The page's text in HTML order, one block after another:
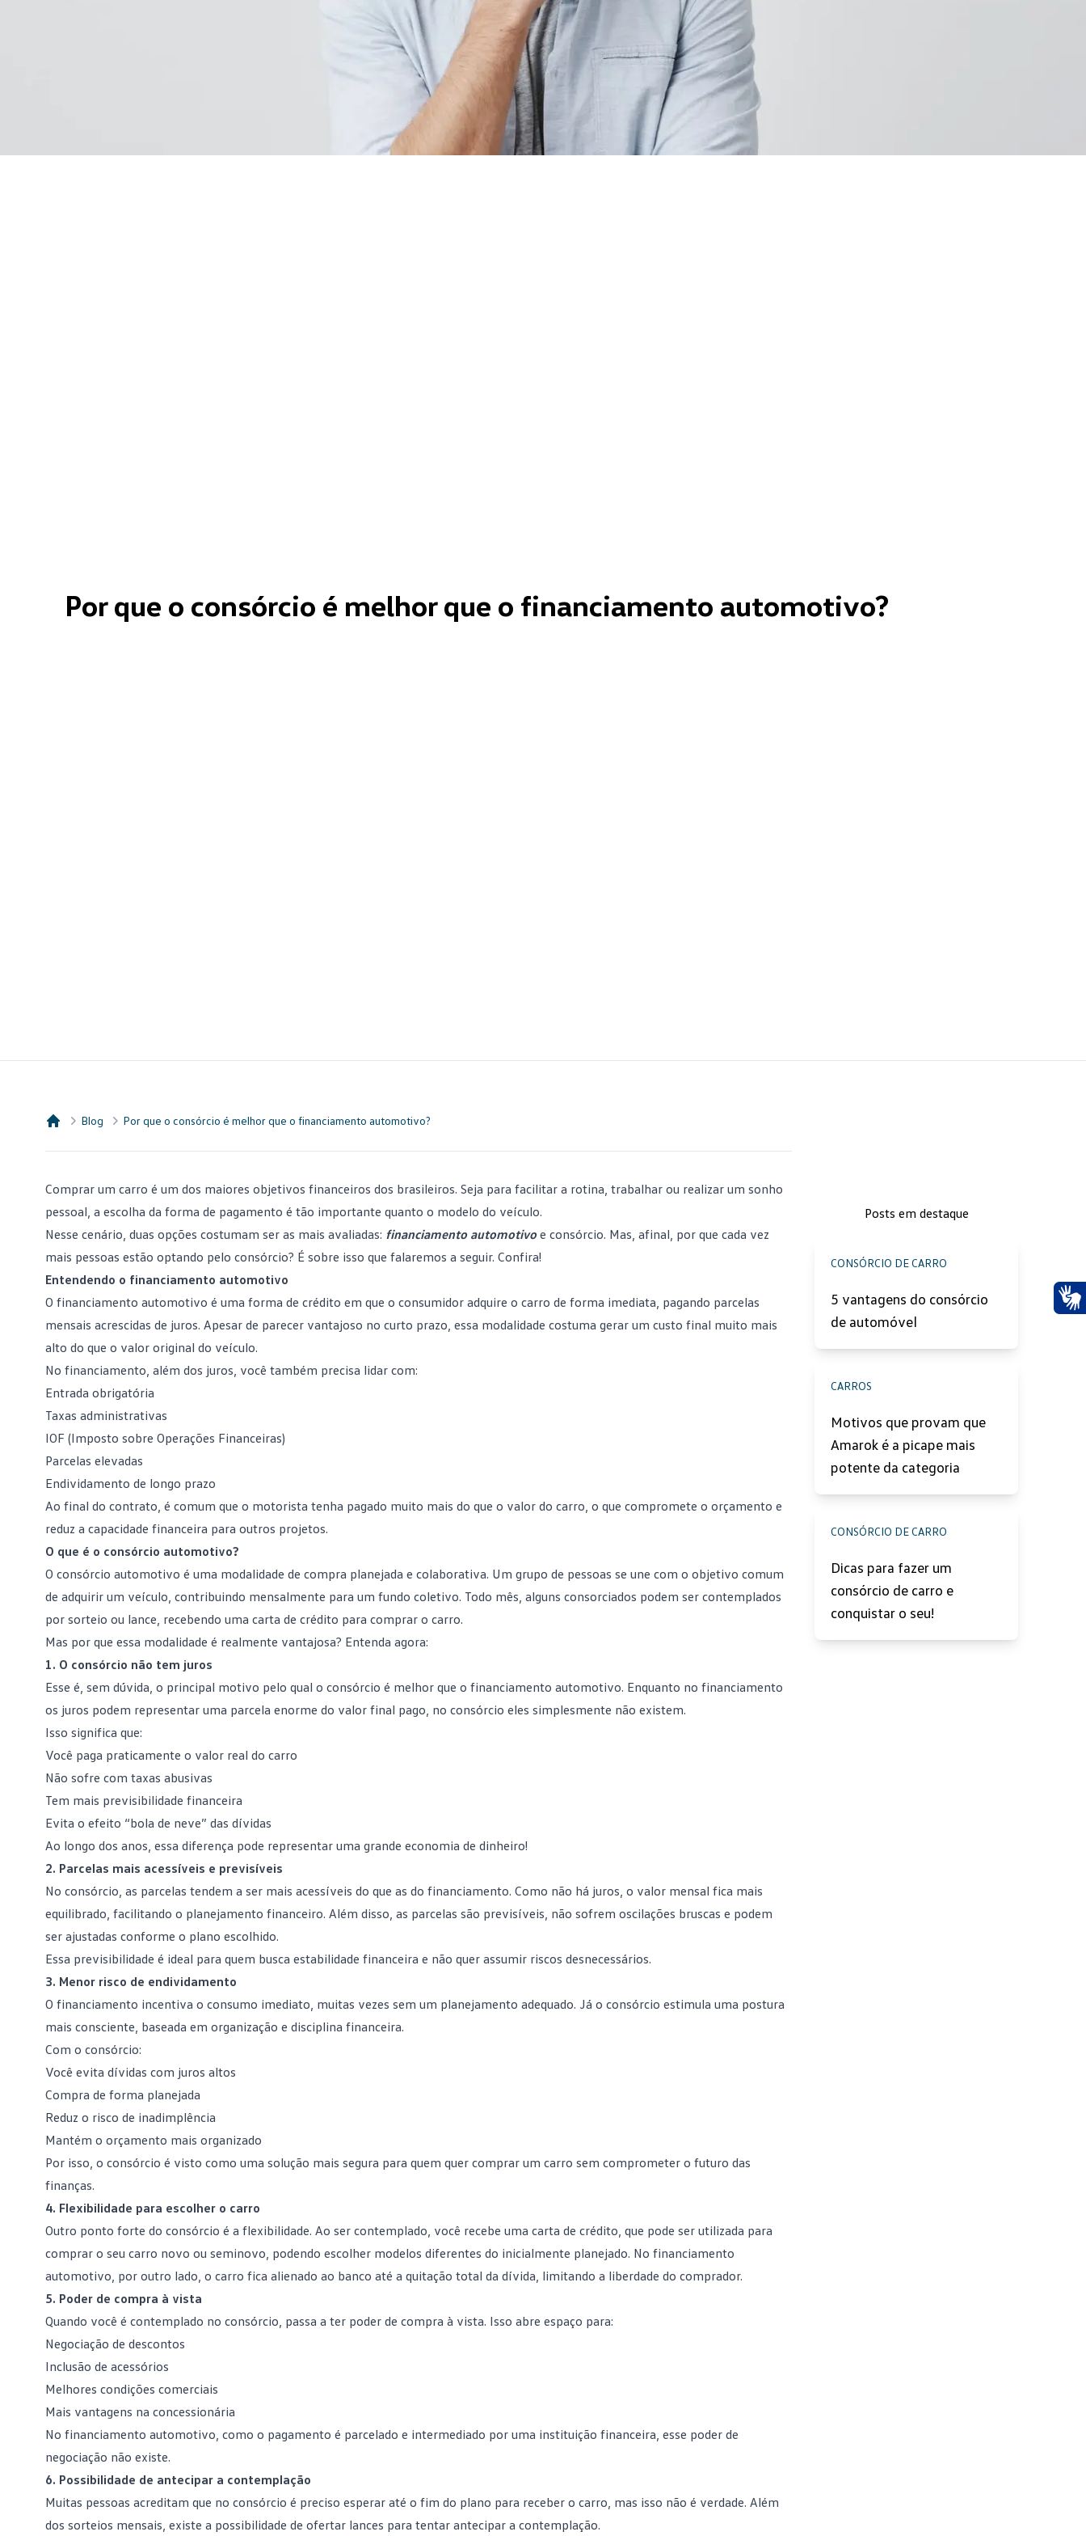
Por que o consórcio é melhor que o financiamento automotivo?
Blog Por que o consórcio é melhor que o financiamento automotivo?
Comprar um carro é um dos maiores objetivos financeiros dos brasileiros. Seja para facilitar a rotina, trabalhar ou realizar um sonho
pessoal, a escolha da forma de pagamento é tão importante quanto o modelo do veículo.
Nesse cenário, duas opções costumam ser as mais avaliadas: financiamento automotivoe consórcio. Mas, afinal, por que cada vez
mais pessoas estão optando pelo consórcio? É sobre isso que falaremos a seguir. Confira!
Entendendo o financiamento automotivo
O financiamento automotivo é uma forma de crédito em que o consumidor adquire o carro de forma imediata, pagando parcelas
mensais acrescidas de juros. Apesar de parecer vantajoso no curto prazo, essa modalidade costuma gerar um custo final muito mais
alto do que o valor original do veículo.
No financiamento, além dos juros, você também precisa lidar com:
Entrada obrigatória
Taxas administrativas
IOF (Imposto sobre Operações Financeiras)
Parcelas elevadas
Endividamento de longo prazo
Ao final do contrato, é comum que o motorista tenha pagado muito mais do que o valor do carro, o que compromete o orçamento e
reduz a capacidade financeira para outros projetos.
O que é o consórcio automotivo?
O consórcio automotivo é uma modalidade de compra planejada e colaborativa. Um grupo de pessoas se une com o objetivo comum
de adquirir um veículo, contribuindo mensalmente para um fundo coletivo. Todo mês, alguns consorciados podem ser contemplados
por sorteio ou lance, recebendo uma carta de crédito para comprar o carro.
Mas por que essa modalidade é realmente vantajosa? Entenda agora:
1. O consórcio não tem juros
Esse é, sem dúvida, o principal motivo pelo qual o consórcio é melhor que o financiamento automotivo. Enquanto no financiamento
os juros podem representar uma parcela enorme do valor final pago, no consórcio eles simplesmente não existem.
Isso significa que:
Você paga praticamente o valor real do carro
Não sofre com taxas abusivas
Tem mais previsibilidade financeira
Evita o efeito “bola de neve” das dívidas
Ao longo dos anos, essa diferença pode representar uma grande economia de dinheiro!
2. Parcelas mais acessíveis e previsíveis
No consórcio, as parcelas tendem a ser mais acessíveis do que as do financiamento. Como não há juros, o valor mensal fica mais
equilibrado, facilitando o planejamento financeiro. Além disso, as parcelas são previsíveis, não sofrem oscilações bruscas e podem
ser ajustadas conforme o plano escolhido.
Essa previsibilidade é ideal para quem busca estabilidade financeira e não quer assumir riscos desnecessários.
3. Menor risco de endividamento
O financiamento incentiva o consumo imediato, muitas vezes sem um planejamento adequado. Já o consórcio estimula uma postura
mais consciente, baseada em organização e disciplina financeira.
Com o consórcio:
Você evita dívidas com juros altos
Compra de forma planejada
Reduz o risco de inadimplência
Mantém o orçamento mais organizado
Por isso, o consórcio é visto como uma solução mais segura para quem quer comprar um carro sem comprometer o futuro das
finanças.
4. Flexibilidade para escolher o carro
Outro ponto forte do consórcio é a flexibilidade. Ao ser contemplado, você recebe uma carta de crédito, que pode ser utilizada para
comprar o seu carro novo ou seminovo, podendo escolher modelos diferentes do inicialmente planejado. No financiamento
automotivo, por outro lado, o carro fica alienado ao banco até a quitação total da dívida, limitando a liberdade do comprador.
5. Poder de compra à vista
Quando você é contemplado no consórcio, passa a ter poder de compra à vista. Isso abre espaço para:
Negociação de descontos
Inclusão de acessórios
Melhores condições comerciais
Mais vantagens na concessionária
No financiamento automotivo, como o pagamento é parcelado e intermediado por uma instituição financeira, esse poder de
negociação não existe.
6. Possibilidade de antecipar a contemplação
Muitas pessoas acreditam que no consórcio é preciso esperar até o fim do plano para receber o carro, mas isso não é verdade. Além
dos sorteios mensais, existe a possibilidade de ofertar lances para tentar antecipar a contemplação.
Posts em destaque
CONSÓRCIO DE CARRO
5 vantagens do consórcio
de automóvel
CARROS
Motivos que provam que
Amarok é a picape mais
potente da categoria
CONSÓRCIO DE CARRO
Dicas para fazer um
consórcio de carro e
conquistar o seu!